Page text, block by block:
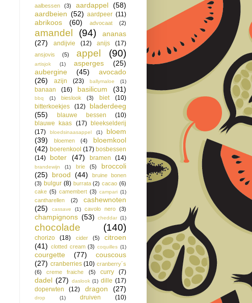
aalbessen (3) aardappel (58)
aardbeien (52) aardpeer (11)
abrikoos (60) advocaat (2)
amandel (94)
ananas
(27)
andijvie (12) anijs (17)
ansjovis (5) appel (90)
artisjok (1) asperges
(25)
aubergine
(45)
avocado
(26)
azijn (23) ballymaloe (1)
banaan (16) basilicum (31)
bbq (1) bieslook (3) biet
(10)
bitterkoekjes
(12)
bladerdeeg
(55)
blauwe bessen
(10)
blauwe kaas (17) bleekselderij
(17)
bloedsinaasappel (1)
bloem
(39)
bloemen (4)
bloemkool
(42) boerenkool (17) bosbessen
(14)
boter (47) bramen (14)
brandewijn (1) brie (5)
broccoli
(25)
brood (44)
bruine bonen
(3) bulgur (8) burrata (2) cacao (6)
cake (5) camembert (3) campari (1)
cantharellen (2)
cashewnoten
(25)
cassave (1) cavolo nero (3)
champignons (53) cheddar (1)
chocolade (140)
chorizo (18) cider (5)
citroen
(41) clotted cream (3) coquilles (1)
courgette (77)
couscous
(27) cranberries (10) cranberry´s
(6)
creme fraiche (5) curry (7)
dadel (27) daslook (1) dille (17)
doperwten
(12) dragon (27)
drop (1) druiven (10)